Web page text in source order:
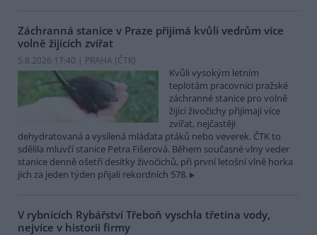
Záchranná stanice v Praze přijímá kvůli vedrům více
volně žijících zvířat
5.8.2026 17:40 | PRAHA (ČTK)
Kvůli vysokým letním
teplotám pracovníci pražské
záchranné stanice pro volně
žijící živočichy přijímají více
zvířat, nejčastěji
dehydratovaná a vysílená mláďata ptáků nebo veverek. ČTK to
sdělila mluvčí stanice Petra Fišerová. Během současné vlny veder
stanice denně ošetří desítky živočichů, při první letošní vlně horka
jich za jeden týden přijali rekordních 578.
V rybnících Rybářství Třeboň vyschla třetina vody,
nejvíce v historii firmy